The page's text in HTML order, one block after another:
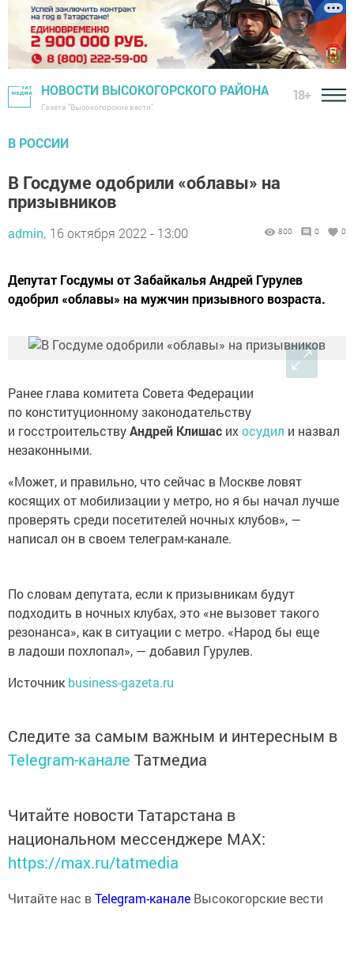
НОВОСТИ ВЫСОКОГОРСКОГО РАЙОНА
Газета "Высокогорские вести"
18+
В РОССИИ
В Госдуме одобрили «облавы» на
призывников
admin, 16 октября 2022 - 13:00 800 0 0
Депутат Госдумы от Забайкалья Андрей Гурулев
одобрил «облавы» на мужчин призывного возраста.
Ранее глава комитета Совета Федерации
по конституционному законодательству
и госстроительствуАндрей Клишас ихосудил и назвал
незаконными.
«Может, и правильно, что сейчас в Москве ловят
косящих от мобилизации у метро, но я бы начал лучше
проверять среди посетителей ночных клубов», —
написал он в своем телеграм-канале.
По словам депутата, если к призывникам будут
подходить в ночных клубах, это «не вызовет такого
резонанса», как в ситуации с метро. «Народ бы еще
в ладоши похлопал», — добавил Гурулев.
Источникbusiness-gazeta.ru
Следите за самым важным и интересным в
Telegram-канале Татмедиа
Читайте новости Татарстана в
национальном мессенджере MАХ:
https://max.ru/tatmedia
Читайте нас вTelegram-канале Высокогорские вести